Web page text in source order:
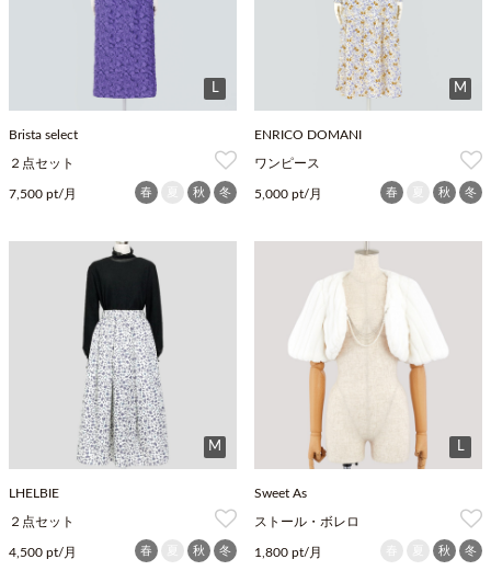
L
Brista select
２点セット
7,500 pt/月 春 秋 冬
M
ENRICO DOMANI
ワンピース
5,000 pt/月 春 秋 冬
M
LHELBIE
２点セット
4,500 pt/月 春 秋 冬
L
Sweet As
ストール・ボレロ
1,800 pt/月 秋 冬